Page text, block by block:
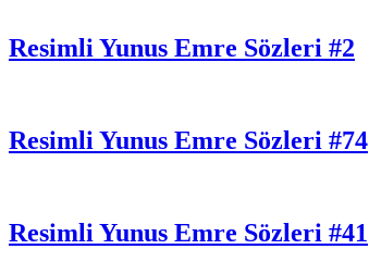
Resimli Yunus Emre Sözleri #2
Resimli Yunus Emre Sözleri #74
Resimli Yunus Emre Sözleri #41